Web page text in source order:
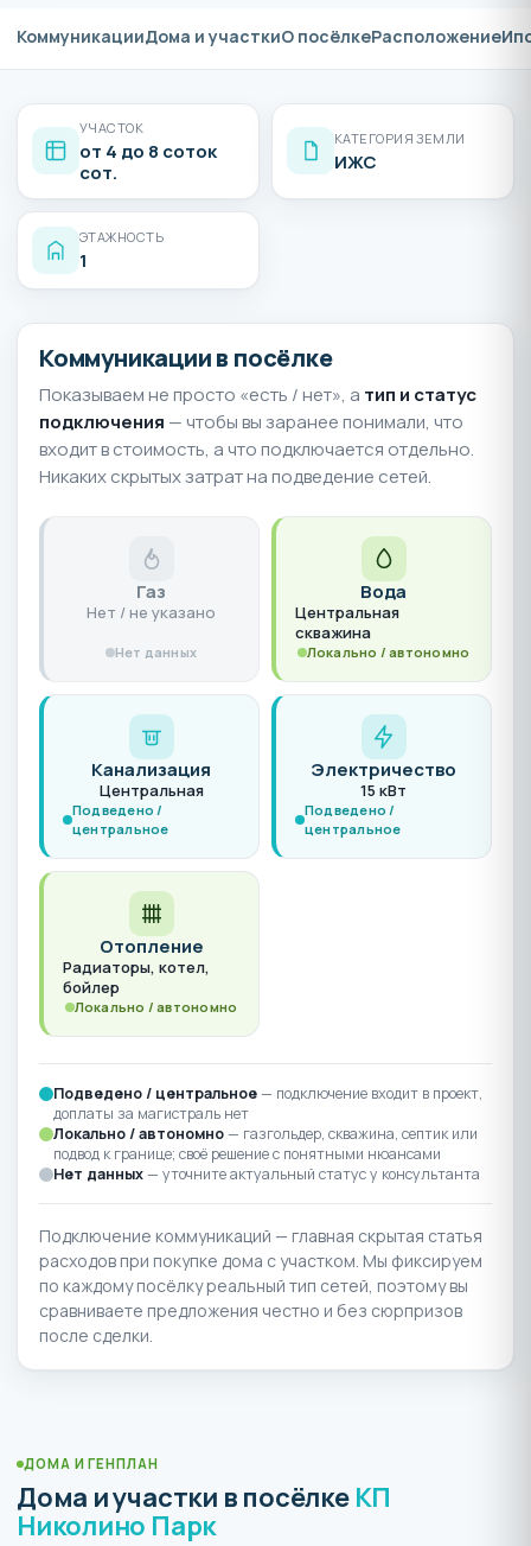
КоммуникацииДома и участкиО посёлкеРасположение
УЧАСТОК
от 4 до 8 соток
сот.
КАТЕГОРИЯ ЗЕМЛИ
ИЖС
ЭТАЖНОСТЬ
1
Коммуникации в посёлке
Показываем не просто «есть / нет», а тип и статус
подключения — чтобы вы заранее понимали, что
входит в стоимость, а что подключается отдельно.
Никаких скрытых затрат на подведение сетей.
Газ
Нет / не указано
Нет данных
Вода
Центральная
скважина
Локально / автономно
Канализация
Центральная
Подведено /
центральное
Электричество
15 кВт
Подведено /
центральное
Отопление
Радиаторы, котел,
бойлер
Локально / автономно
Подведено / центральное— подключение входит в проект,
доплаты за магистраль нет
Локально / автономно— газгольдер, скважина, септик или
подвод к границе; своё решение с понятными нюансами
Нет данных— уточните актуальный статус у консультанта
Подключение коммуникаций — главная скрытая статья
расходов при покупке дома с участком. Мы фиксируем
по каждому посёлку реальный тип сетей, поэтому вы
сравниваете предложения честно и без сюрпризов
после сделки.
ДОМА И ГЕНПЛАН
Дома и участки в посёлке КП
Николино Парк